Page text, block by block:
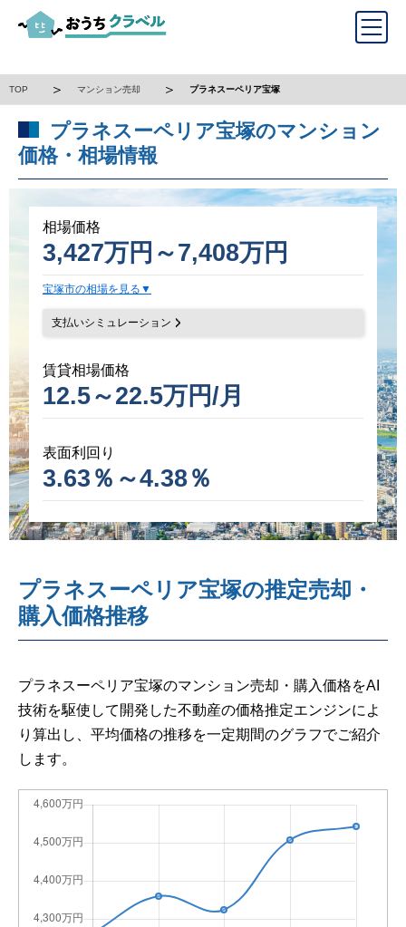
TOP マンション売却 プラネスーペリア宝塚
プラネスーペリア宝塚のマンション
価格・相場情報
相場価格
3,427万円～7,408万円
宝塚市の相場を見る
支払いシミュレーション
賃貸相場価格
12.5～22.5万円/月
表面利回り
3.63％～4.38％
プラネスーペリア宝塚の推定売却・
購入価格推移
プラネスーペリア宝塚のマンション売却・購入価格をAI
技術を駆使して開発した不動産の価格推定エンジンによ
り算出し、平均価格の推移を一定期間のグラフでご紹介
します。